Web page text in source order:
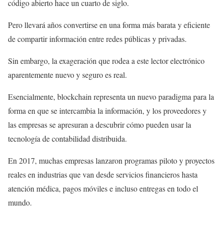
código abierto hace un cuarto de siglo.
Pero llevará años convertirse en una forma más barata y eficiente
de compartir información entre redes públicas y privadas.
Sin embargo, la exageración que rodea a este lector electrónico
aparentemente nuevo y seguro es real.
Esencialmente, blockchain representa un nuevo paradigma para la
forma en que se intercambia la información, y los proveedores y
las empresas se apresuran a descubrir cómo pueden usar la
tecnología de contabilidad distribuida.
En 2017, muchas empresas lanzaron programas piloto y proyectos
reales en industrias que van desde servicios financieros hasta
atención médica, pagos móviles e incluso entregas en todo el
mundo.